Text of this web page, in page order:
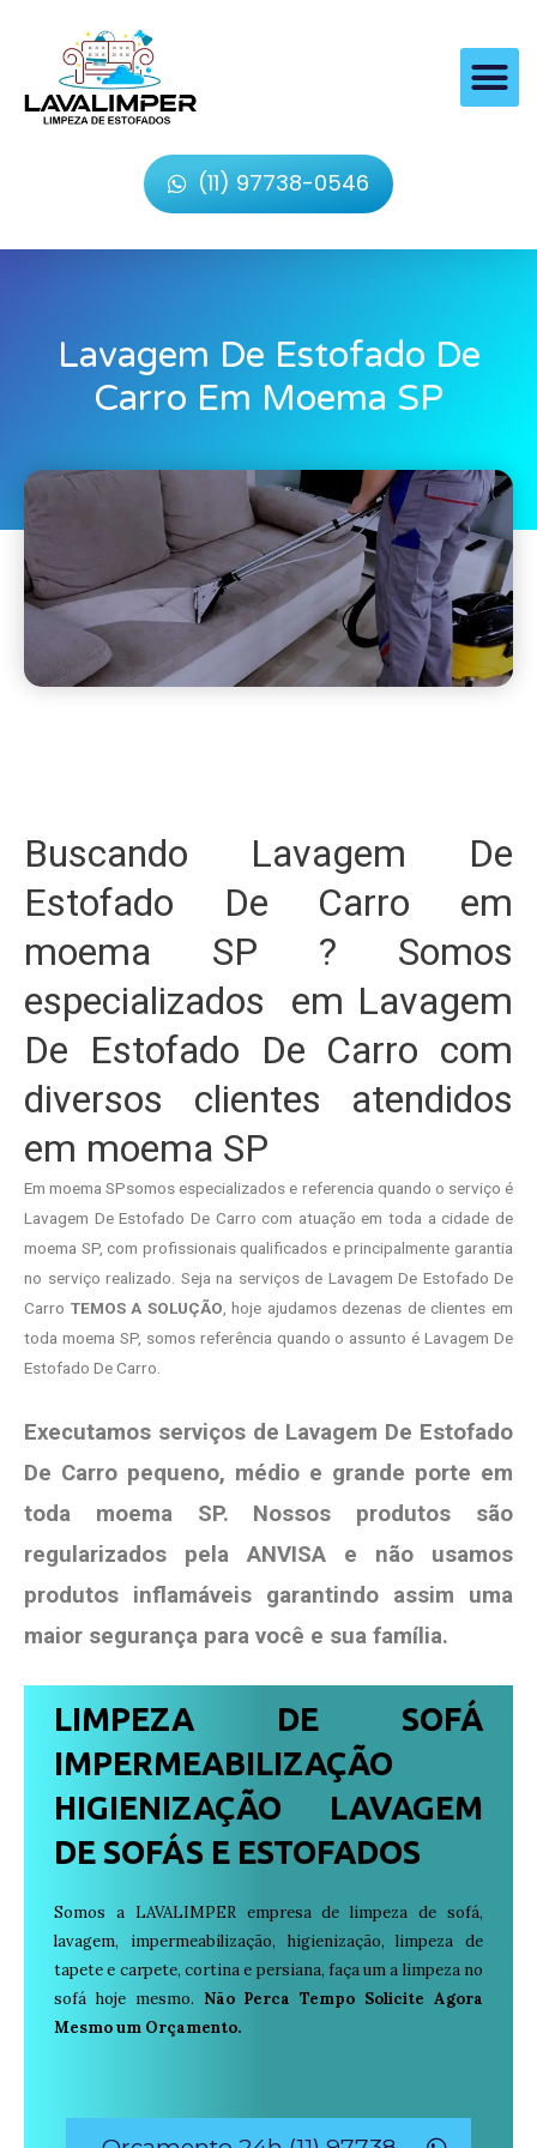
(11) 97738-0546
Lavagem De Estofado De
Carro Em Moema SP
Buscando Lavagem De
Estofado De Carro em
moema SP ? Somos
especializados em Lavagem
De Estofado De Carro com
diversos clientes atendidos
em moema SP
Em moema SPsomos especializados e referencia quando o serviço é
Lavagem De Estofado De Carro com atuação em toda a cidade de
moema SP, com profissionais qualificados e principalmente garantia
no serviço realizado. Seja na serviços de Lavagem De Estofado De
Carro TEMOS A SOLUÇÃO , hoje ajudamos dezenas de clientes em
toda moema SP, somos referência quando o assunto é Lavagem De
Estofado De Carro.
Executamos serviços de Lavagem De Estofado
De Carro pequeno, médio e grande porte em
toda moema SP. Nossos produtos são
regularizados pela ANVISA e não usamos
produtos inflamáveis garantindo assim uma
maior segurança para você e sua família.
LIMPEZA DE SOFÁ
IMPERMEABILIZAÇÃO
HIGIENIZAÇÃO LAVAGEM
DE SOFÁS E ESTOFADOS
Somos a LAVALIMPER empresa de limpeza de sofá,
lavagem, impermeabilização, higienização, limpeza de
tapete e carpete, cortina e persiana, faça um a limpeza no
sofá hoje mesmo. Não Perca Tempo Solicite Agora
Mesmo um Orçamento.